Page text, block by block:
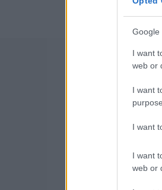
Google
I want
web or
I want
I want
I want
web or